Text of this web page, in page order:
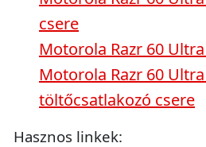
csere
Motorola Razr 60
Motorola Razr 60
töltőcsatlakozó csere
Hasznos linkek: